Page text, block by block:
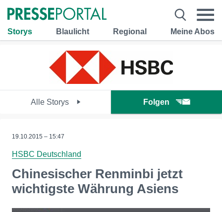
Storys Blaulicht Regional Meine Abos
Alle Storys Folgen
19.10.2015 – 15:47
HSBC Deutschland
Chinesischer Renminbi jetzt
wichtigste Währung Asiens